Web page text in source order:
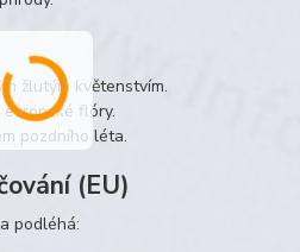
žlutým květenstvím.
flóry.
pozdního léta.
(EU)
podléhá: